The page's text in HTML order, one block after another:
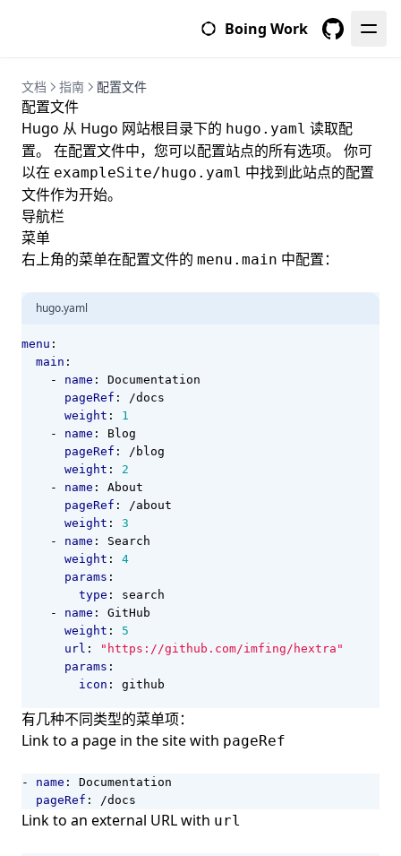
Boing Work
文档 指南 配置文件
配置文件
Hugo 从 Hugo 网站根目录下的 hugo.yaml 读取配
置。 在配置文件中，您可以配置站点的所有选项。 你可
以在 exampleSite/hugo.yaml 中找到此站点的配置
文件作为开始。
导航栏
菜单
右上角的菜单在配置文件的 menu.main 中配置：
hugo.yaml
menu :
main :
- name :
Documentation
pageRef :
/docs
weight :
1
- name :
Blog
pageRef :
/blog
weight :
2
- name :
About
pageRef :
/about
weight :
3
- name :
Search
weight :
4
params :
type :
search
- name :
GitHub
weight :
5
url :
"https://github.com/imfing/hextra"
params :
icon : github
有几种不同类型的菜单项：
Link to a page in the site with pageRef
- name :
Documentation
pageRef : /docs
Link to an external URL with url